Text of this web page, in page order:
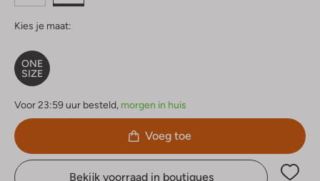
Kies je maat:
ONE
SIZE
Voor 23:59 uur besteld, morgen in huis
Voeg toe
Bekijk voorraad in boutiques